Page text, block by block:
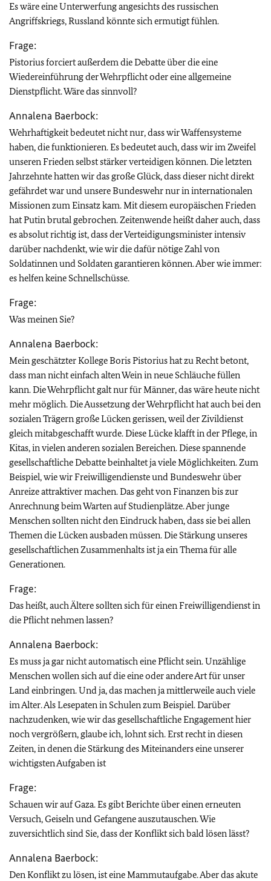
Es wäre eine Unterwerfung angesichts des russischen
Angriffskriegs, Russland könnte sich ermutigt fühlen.
Frage:
Pistorius forciert außerdem die Debatte über die eine
Wiedereinführung der Wehrpflicht oder eine allgemeine
Dienstpflicht. Wäre das sinnvoll?
Annalena Baerbock:
Wehrhaftigkeit bedeutet nicht nur, dass wir Waffensysteme
haben, die funktionieren. Es bedeutet auch, dass wir im Zweifel
unseren Frieden selbst stärker verteidigen können. Die letzten
Jahrzehnte hatten wir das große Glück, dass dieser nicht direkt
gefährdet war und unsere Bundeswehr nur in internationalen
Missionen zum Einsatz kam. Mit diesem europäischen Frieden
hat Putin brutal gebrochen. Zeitenwende heißt daher auch, dass
es absolut richtig ist, dass der Verteidigungsminister intensiv
darüber nachdenkt, wie wir die dafür nötige Zahl von
Soldatinnen und Soldaten garantieren können. Aber wie immer:
es helfen keine Schnellschüsse.
Frage:
Was meinen Sie?
Annalena Baerbock:
Mein geschätzter Kollege Boris Pistorius hat zu Recht betont,
dass man nicht einfach alten Wein in neue Schläuche füllen
kann. Die Wehrpflicht galt nur für Männer, das wäre heute nicht
mehr möglich. Die Aussetzung der Wehrpflicht hat auch bei den
sozialen Trägern große Lücken gerissen, weil der Zivildienst
gleich mitabgeschafft wurde. Diese Lücke klafft in der Pflege, in
Kitas, in vielen anderen sozialen Bereichen. Diese spannende
gesellschaftliche Debatte beinhaltet ja viele Möglichkeiten. Zum
Beispiel, wie wir Freiwilligendienste und Bundeswehr über
Anreize attraktiver machen. Das geht von Finanzen bis zur
Anrechnung beim Warten auf Studienplätze. Aber junge
Menschen sollten nicht den Eindruck haben, dass sie bei allen
Themen die Lücken ausbaden müssen. Die Stärkung unseres
gesellschaftlichen Zusammenhalts ist ja ein Thema für alle
Generationen.
Frage:
Das heißt, auch Ältere sollten sich für einen Freiwilligendienst in
die Pflicht nehmen lassen?
Annalena Baerbock:
Es muss ja gar nicht automatisch eine Pflicht sein. Unzählige
Menschen wollen sich auf die eine oder andere Art für unser
Land einbringen. Und ja, das machen ja mittlerweile auch viele
im Alter. Als Lesepaten in Schulen zum Beispiel. Darüber
nachzudenken, wie wir das gesellschaftliche Engagement hier
noch vergrößern, glaube ich, lohnt sich. Erst recht in diesen
Zeiten, in denen die Stärkung des Miteinanders eine unserer
wichtigsten Aufgaben ist
Frage:
Schauen wir auf Gaza. Es gibt Berichte über einen erneuten
Versuch, Geiseln und Gefangene auszutauschen. Wie
zuversichtlich sind Sie, dass der Konflikt sich bald lösen lässt?
Annalena Baerbock:
Den Konflikt zu lösen, ist eine Mammutaufgabe. Aber das akute